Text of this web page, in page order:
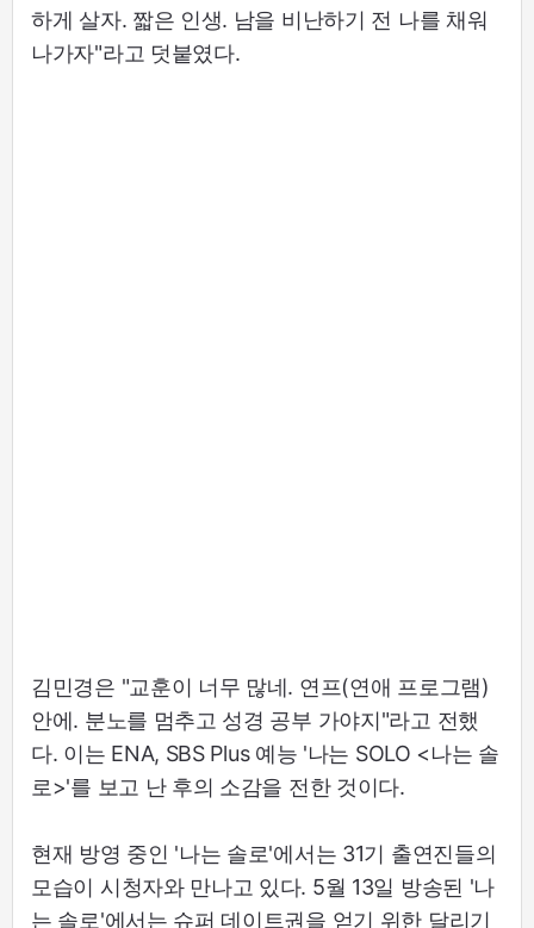
하게 살자. 짧은 인생. 남을 비난하기 전 나를 채워
나가자"라고 덧붙였다.
김민경은 "교훈이 너무 많네. 연프(연애 프로그램)
안에. 분노를 멈추고 성경 공부 가야지"라고 전했
다. 이는 ENA, SBS Plus 예능 '나는 SOLO <나는 솔
로>'를 보고 난 후의 소감을 전한 것이다.
현재 방영 중인 '나는 솔로'에서는 31기 출연진들의
모습이 시청자와 만나고 있다. 5월 13일 방송된 '나
는 솔로'에서는 슈퍼 데이트권을 얻기 위한 달리기